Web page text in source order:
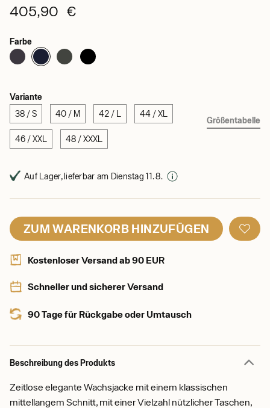
405,90 €
Farbe
Variante
38 / S 40 / M 42 / L 44 / XL
46 / XXL 48 / XXXL
Größentabelle
Auf Lager, lieferbar am Dienstag 11. 8.
ZUM WARENKORB HINZUFÜGEN
Kostenloser Versand ab 90 EUR
Schneller und sicherer Versand
90 Tage für Rückgabe oder Umtausch
Beschreibung des Produkts
Zeitlose elegante Wachsjacke mit einem klassischen
mittellangem Schnitt, mit einer Vielzahl nützlicher Taschen,